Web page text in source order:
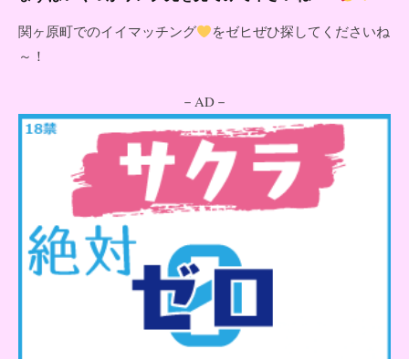
関ヶ原町でのイイマッチング
をゼヒぜひ探してくださいね
～！
－AD－